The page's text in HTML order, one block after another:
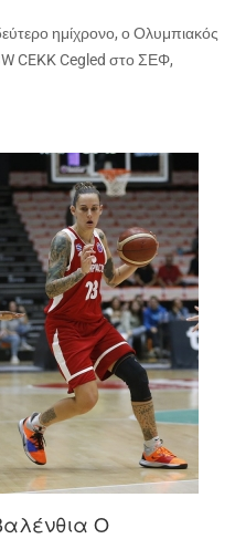
ημίχρονο, ο Ολυμπιακός
CEKK Cegled στο ΣΕΦ,
Ο